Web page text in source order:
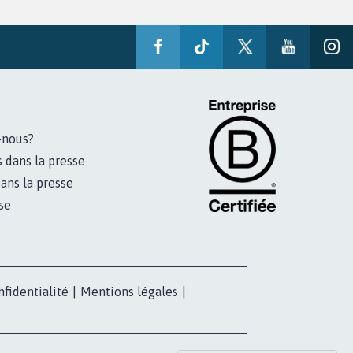
la presse
la presse
Mentions légales